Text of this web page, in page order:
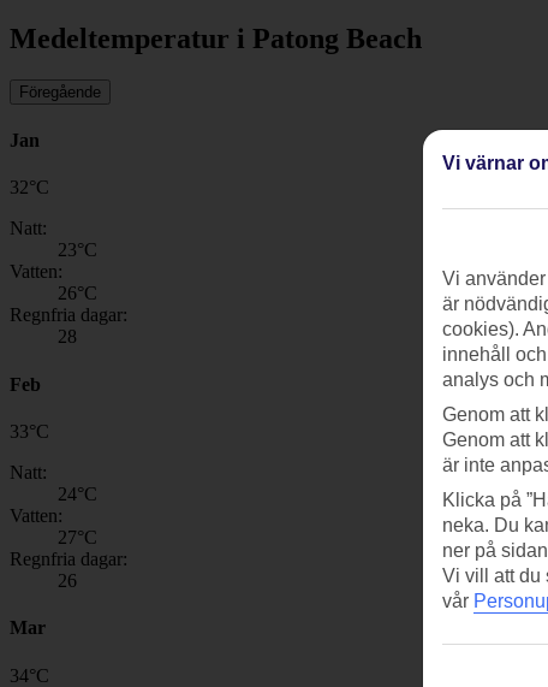
Medeltemperatur i Patong Beach
Föregående
Jan
32°C
Natt:
23°C
Vatten:
26°C
Regnfria dagar:
28
Feb
33°C
Natt:
24°C
Vatten:
27°C
Regnfria dagar:
26
Mar
34°C
Vi värnar
Vi
är
cookies).
innehåll
analys och
Genom att
Genom att
är inte
Klicka på
neka. Du
ner på
Vi vill att du
vår